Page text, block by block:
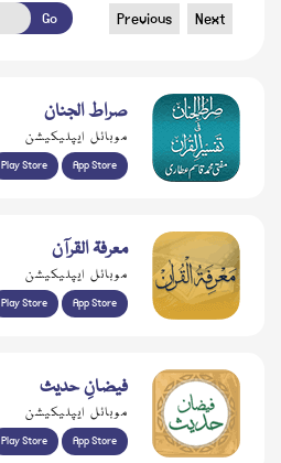
Go Previous Next
صراط الجنان
موبائل ایپلیکیشن
Play Store App Store
معرفۃ القرآن
موبائل ایپلیکیشن
Play Store App Store
فیضانِ حدیث
موبائل ایپلیکیشن
Play Store App Store